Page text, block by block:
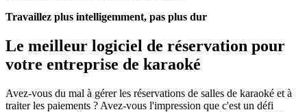
Travaillez plus intelligemment, pas plus dur
Le meilleur logiciel de réservation pour
votre entreprise de karaoké
Avez-vous du mal à gérer les réservations de salles de karaoké et à
traiter les paiements ? Avez-vous l'impression que c'est un défi